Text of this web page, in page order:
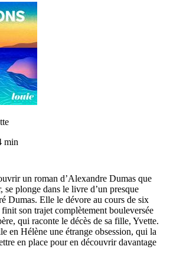
min
un roman d’Alexandre Dumas que
se plonge dans le livre d’un presque
Dumas. Elle le dévore au cours de six
son trajet complètement bouleversée
qui raconte le décès de sa fille, Yvette.
en Hélène une étrange obsession, qui la
en place pour en découvrir davantage